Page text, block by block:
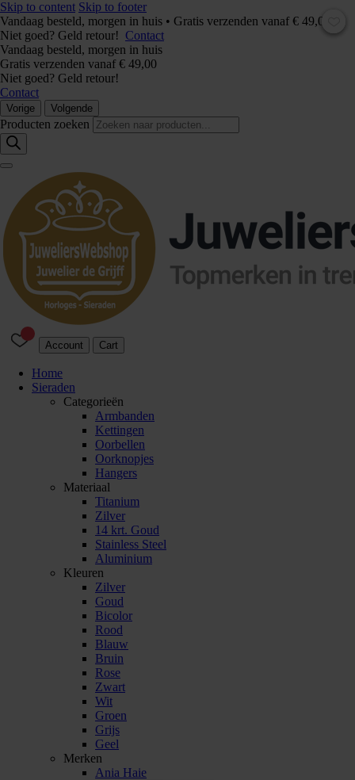
Skip to content Skip to footer
Vandaag besteld, morgen in huis • Gratis verzenden vanaf € 49,00 –
Niet goed? Geld retour! Contact
Vandaag besteld, morgen in huis
Gratis verzenden vanaf € 49,00
Niet goed? Geld retour!
Contact
Vorige Volgende
Producten zoeken
Account Cart
Home
Sieraden
Categorieën
Armbanden
Kettingen
Oorbellen
Oorknopjes
Hangers
Materiaal
Titanium
Zilver
14 krt. Goud
Stainless Steel
Aluminium
Kleuren
Zilver
Goud
Bicolor
Rood
Blauw
Bruin
Rose
Zwart
Wit
Groen
Grijs
Geel
Merken
Ania Haie